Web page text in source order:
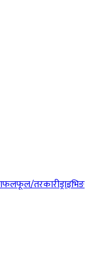
फलफूल/तरकारीड्राइभिङ